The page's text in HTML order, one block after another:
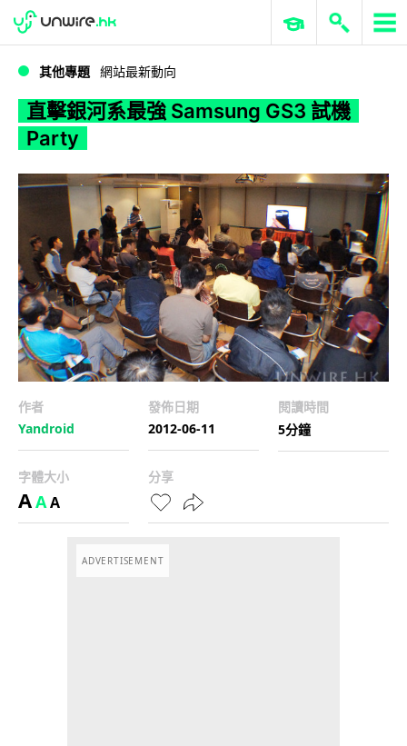
直擊銀河系最強 Samsung GS3 試機 Party
WWDC 2026 ERP 與商業 AI
其他專題 網站最新動向
直擊銀河系最強 Samsung GS3 試機
Party
作者
Yandroid
發佈日期
2012-06-11
閱讀時間
5分鐘
字體大小
AAA
分享
ADVERTISEMENT